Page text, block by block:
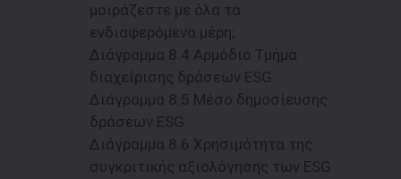
μοιράζεστε με όλα τα
ενδιαφερόμενα μέρη;
Διάγραμμα 8.4 Αρμόδιο Τμήμα
διαχείρισης δράσεων ESG
Διάγραμμα 8.5 Μέσο δημοσίευσης
δράσεων ESG
Διάγραμμα 8.6 Χρησιμότητα της
συγκριτικής αξιολόγησης των ESG